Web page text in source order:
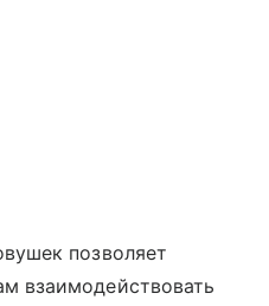
позволяет
взаимодействовать